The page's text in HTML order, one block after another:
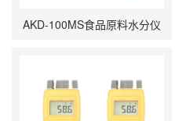
AKD-100MS食品原料水分仪